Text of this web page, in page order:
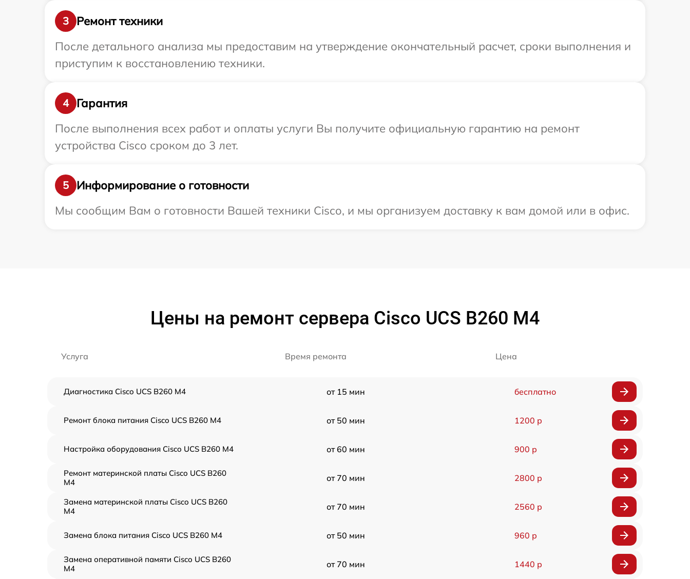
3
Ремонт техники
После детального анализа мы предоставим на утверждение окончательный расчет, сроки выполнения и
приступим к восстановлению техники.
4
Гарантия
После выполнения всех работ и оплаты услуги Вы получите официальную гарантию на ремонт
устройства Cisco сроком до 3 лет.
5
Информирование о готовности
Мы сообщим Вам о готовности Вашей техники Cisco, и мы организуем доставку к вам домой или в офис.
Цены на ремонт сервера Cisco UCS B260 M4
Услуга Время ремонта Цена
Диагностика Cisco UCS B260 M4 от 15 мин бесплатно
Ремонт блока питания Cisco UCS B260 M4 от 50 мин 1200 р
Настройка оборудования Cisco UCS B260 M4 от 60 мин 900 р
Ремонт материнской платы Cisco UCS B260
M4
от 70 мин 2800 р
Замена материнской платы Cisco UCS B260
M4
от 70 мин 2560 р
Замена блока питания Cisco UCS B260 M4 от 50 мин 960 р
Замена оперативной памяти Cisco UCS B260
M4
от 70 мин 1440 р